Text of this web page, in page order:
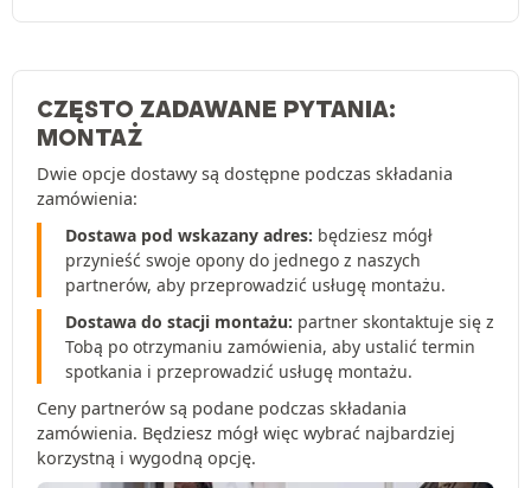
CZĘSTO ZADAWANE PYTANIA:
MONTAŻ
Dwie opcje dostawy są dostępne podczas składania
zamówienia:
Dostawa pod wskazany adres: będziesz mógł
przynieść swoje opony do jednego z naszych
partnerów, aby przeprowadzić usługę montażu.
Dostawa do stacji montażu: partner skontaktuje się z
Tobą po otrzymaniu zamówienia, aby ustalić termin
spotkania i przeprowadzić usługę montażu.
Ceny partnerów są podane podczas składania
zamówienia. Będziesz mógł więc wybrać najbardziej
korzystną i wygodną opcję.